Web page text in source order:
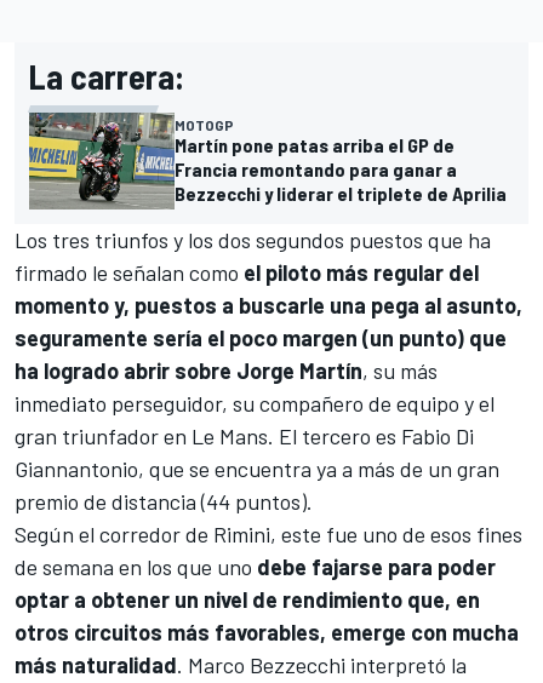
La carrera:
MOTOGP
Martín pone patas arriba el GP de
Francia remontando para ganar a
Bezzecchi y liderar el triplete de Aprilia
Los tres triunfos y los dos segundos puestos que ha
firmado le señalan como el piloto más regular del
momento y, puestos a buscarle una pega al asunto,
seguramente sería el poco margen (un punto) que
ha logrado abrir sobre Jorge Martín, su más
inmediato perseguidor, su compañero de equipo y el
gran triunfador en Le Mans. El tercero es Fabio Di
Giannantonio, que se encuentra ya a más de un gran
premio de distancia (44 puntos).
Según el corredor de Rimini, este fue uno de esos fines
de semana en los que uno debe fajarse para poder
optar a obtener un nivel de rendimiento que, en
otros circuitos más favorables, emerge con mucha
más naturalidad. Marco Bezzecchi interpretó la